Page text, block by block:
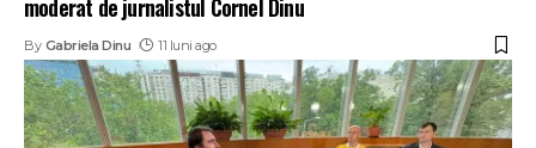
moderat de jurnalistul Cornel Dinu
By Gabriela Dinu 11 luni ago